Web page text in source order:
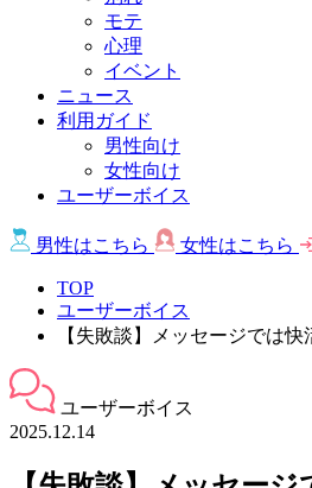
モテ
心理
イベント
ニュース
利用ガイド
男性向け
女性向け
ユーザーボイス
男性はこちら 女性はこちら
TOP
ユーザーボイス
【失敗談】メッセージでは
ユーザーボイス
2025.12.14